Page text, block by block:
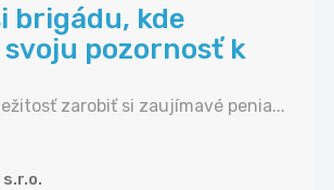
brigádu, kde
pozornosť k
zarobiť si zaujímavé penia...
s.r.o.